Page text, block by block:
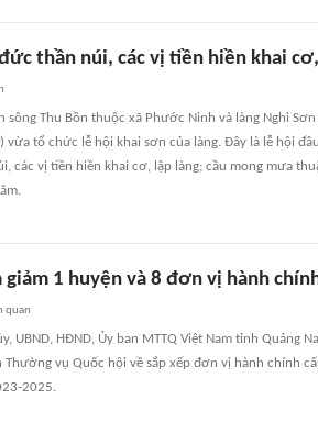
thần núi, các vị tiền hiền khai
sông Thu Bồn thuộc xã Phước Ninh và làng Nghi
vừa tổ chức lễ hội khai sơn của làng. Đây là lễ hội
các vị tiền hiền khai cơ, lập làng; cầu mong mưa
giảm 1 huyện và 8 đơn vị hành
quan
UBND, HĐND, Ủy ban MTTQ Việt Nam tỉnh Quảng
Thường vụ Quốc hội về sắp xếp đơn vị hành chính
2025.